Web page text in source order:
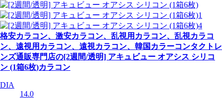
格安カラコン、激安カラコン、乱視用カラコン、乱視カラコ
ン、遠視用カラコン、遠視カラコン、韓国カラーコンタクトレ
ンズ通販専門店の[2週間/透明] アキュビュー オアシス シリコ
ン (1箱6枚)カラコン
DIA
14.0